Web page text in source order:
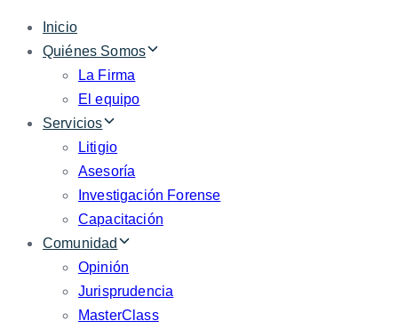
Inicio
Quiénes Somos
La Firma
El equipo
Servicios
Litigio
Asesoría
Investigación Forense
Capacitación
Comunidad
Opinión
Jurisprudencia
MasterClass